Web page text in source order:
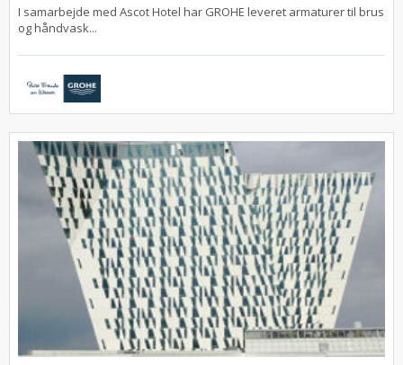
I samarbejde med Ascot Hotel har GROHE leveret armaturer til brus
og håndvask...